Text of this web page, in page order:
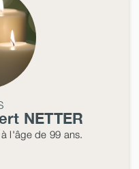
NETTER
à l'âge de 99 ans.